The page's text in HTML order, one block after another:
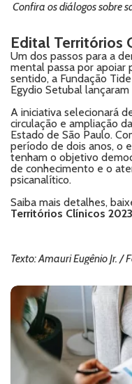
Confira os diálogos sobre
Edital Territórios
Um dos passos para a
mental passa por apoiar
sentido, a Fundação
Egydio Setubal lançaram
A iniciativa selecionará
circulação e ampliação
Estado de São Paulo.
período de dois anos, o
tenham o objetivo
de conhecimento e o
psicanalítico.
Saiba mais detalhes,
Territórios Clínicos 2023
Texto: Amauri Eugênio Jr. /